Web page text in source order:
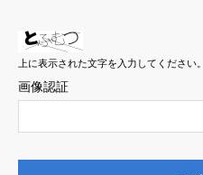
上に表示された文字を入力してください。
画像認証